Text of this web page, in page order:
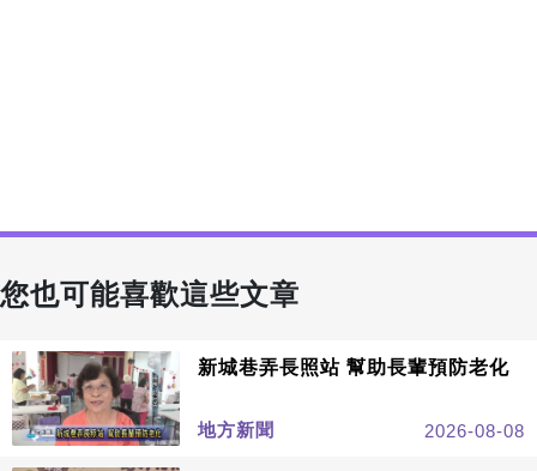
您也可能喜歡這些文章
新城巷弄長照站 幫助長輩預防老化
地方新聞 2026-08-08